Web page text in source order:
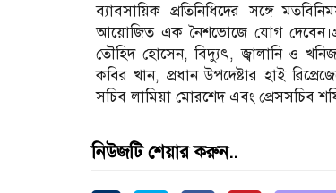
ব্যাবসায়িক প্রতিনিধিদের সঙ্গে
আয়োজিত এক নৈশভোজে যোগ
তৌহিদ হোসেন, বিদ্যুৎ, জ্বালানি ও
কবির খান, প্রধান উপদেষ্টার হাই
সচিব লামিয়া মোরশেদ এবং প্রেসসচিব
নিউজটি শেয়ার করুন..